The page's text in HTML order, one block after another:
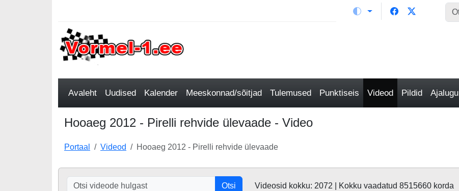
Avaleht Uudised Kalender Meeskonnad/sõitjad Tulemused Punktiseis Videod Pildid Ajalugu
Hooaeg 2012 - Pirelli rehvide ülevaade - Video
Portaal Videod Hooaeg 2012 - Pirelli rehvide ülevaade
Otsi Videosid kokku: 2072 | Kokku vaadatud 8515660 korda